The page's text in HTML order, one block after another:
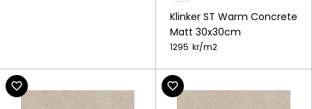
Klinker ST Warm Concrete
Matt 30x30cm
1295 kr/m2